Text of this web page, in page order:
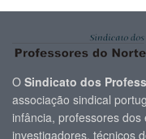
O Sindicato dos
associação sindical
infância, professores
investigadores, técnicos